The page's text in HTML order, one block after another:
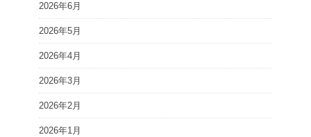
2026年6月
2026年5月
2026年4月
2026年3月
2026年2月
2026年1月